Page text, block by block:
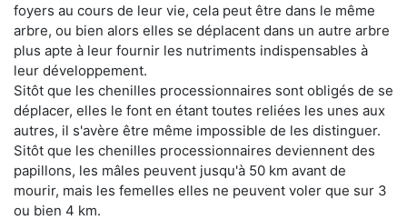
foyers au cours de leur vie, cela peut être dans le même
arbre, ou bien alors elles se déplacent dans un autre arbre
plus apte à leur fournir les nutriments indispensables à
leur développement.
Sitôt que les chenilles processionnaires sont obligés de se
déplacer, elles le font en étant toutes reliées les unes aux
autres, il s'avère être même impossible de les distinguer.
Sitôt que les chenilles processionnaires deviennent des
papillons, les mâles peuvent jusqu'à 50 km avant de
mourir, mais les femelles elles ne peuvent voler que sur 3
ou bien 4 km.